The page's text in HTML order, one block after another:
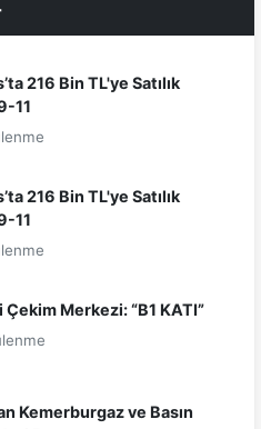
216 Bin TL'ye Satılık
11
216 Bin TL'ye Satılık
11
Çekim Merkezi: “B1 KATI”
Kemerburgaz ve Basın